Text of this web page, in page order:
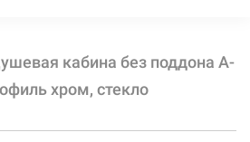
без поддона
отсутствует
кабина без поддона A-
хром, стекло